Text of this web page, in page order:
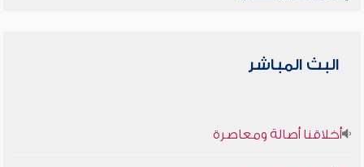
البث المباشر
أخلاقنا أصالة ومعاصرة